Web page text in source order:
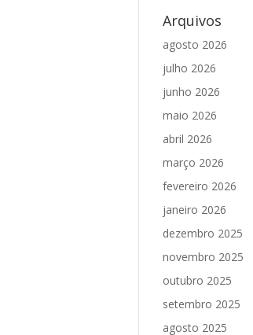
Arquivos
agosto 2026
julho 2026
junho 2026
maio 2026
abril 2026
março 2026
fevereiro 2026
janeiro 2026
dezembro 2025
novembro 2025
outubro 2025
setembro 2025
agosto 2025